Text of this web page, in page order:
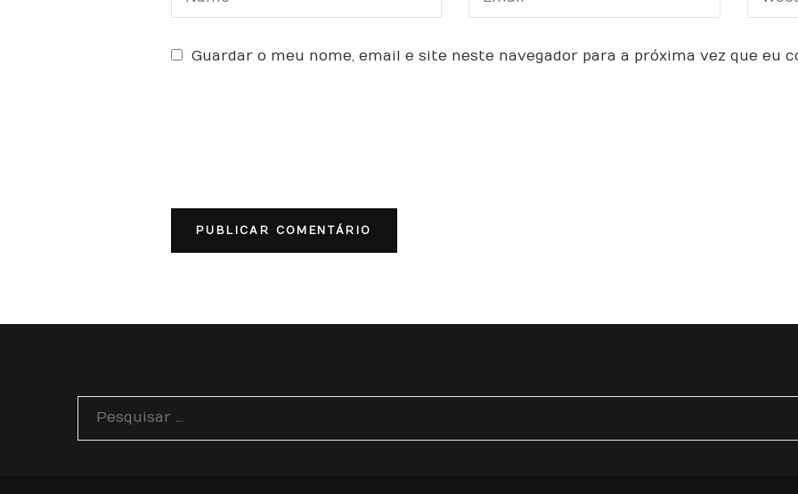
Guardar o meu nome, email e site neste navegador para a próxima vez que eu
Pesquisar
por: